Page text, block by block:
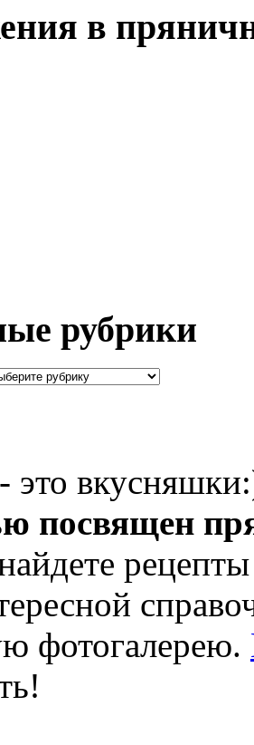
в
рубрики
это
посвящен
фотогалерею.